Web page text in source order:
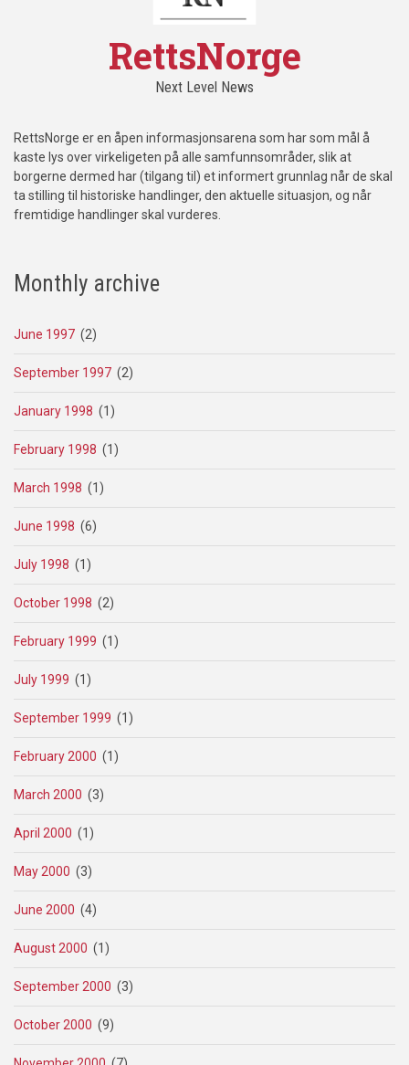
RettsNorge
Next Level News
RettsNorge er en åpen informasjonsarena som har som mål å
kaste lys over virkeligeten på alle samfunnsområder, slik at
borgerne dermed har (tilgang til) et informert grunnlag når de skal
ta stilling til historiske handlinger, den aktuelle situasjon, og når
fremtidige handlinger skal vurderes.
Monthly archive
June 1997 (2)
September 1997 (2)
January 1998 (1)
February 1998 (1)
March 1998 (1)
June 1998 (6)
July 1998 (1)
October 1998 (2)
February 1999 (1)
July 1999 (1)
September 1999 (1)
February 2000 (1)
March 2000 (3)
April 2000 (1)
May 2000 (3)
June 2000 (4)
August 2000 (1)
September 2000 (3)
October 2000 (9)